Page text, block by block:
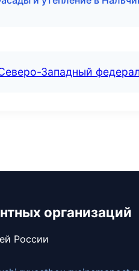
Западный
организаций
России